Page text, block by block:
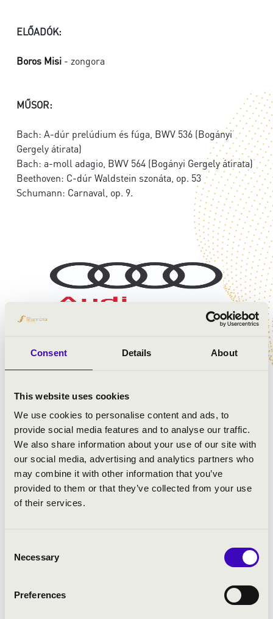
Consent Details About
This website uses cookies
We use cookies to personalise content and ads, to
provide social media features and to analyse our traffic.
We also share information about your use of our site with
our social media, advertising and analytics partners who
may combine it with other information that you’ve
provided to them or that they’ve collected from your use
of their services.
Selection
Necessary
Preferences
ELŐADÓK:
Boros Misi - zongora
MŰSOR:
Bach: A-dúr prelúdium és fúga, BWV 536 (Bogányi
Gergely átirata)
Bach: a-moll adagio, BWV 564 (Bogányi Gergely átirata)
Beethoven: C-dúr Waldstein szonáta, op. 53
Schumann: Carnaval, op. 9.